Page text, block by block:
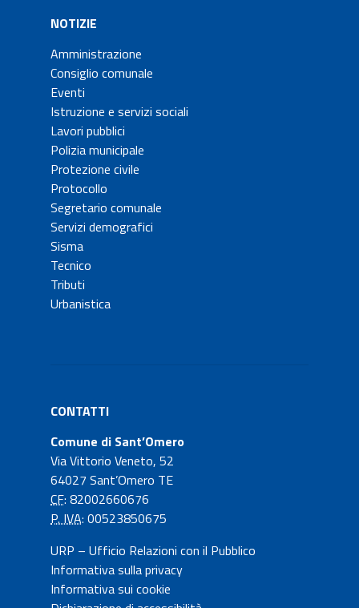
NOTIZIE
Amministrazione
Consiglio comunale
Eventi
Istruzione e servizi sociali
Lavori pubblici
Polizia municipale
Protezione civile
Protocollo
Segretario comunale
Servizi demografici
Sisma
Tecnico
Tributi
Urbanistica
CONTATTI
Comune di Sant’Omero
Via Vittorio Veneto, 52
64027 Sant’Omero TE
CF: 82002660676
P. IVA: 00523850675
URP – Ufficio Relazioni con il Pubblico
Informativa sulla privacy
Informativa sui cookie